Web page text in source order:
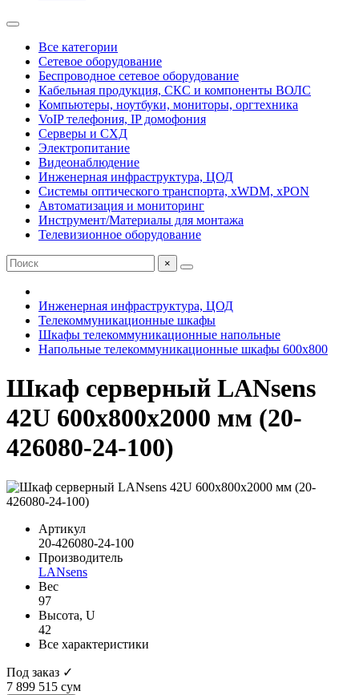
Все категории
Сетевое оборудование
Беспроводное сетевое оборудование
Кабельная продукция, СКС и компоненты ВОЛС
Компьютеры, ноутбуки, мониторы, оргтехника
VoIP телефония, IP домофония
Серверы и СХД
Электропитание
Видеонаблюдение
Инженерная инфраструктура, ЦОД
Системы оптического транспорта, xWDM, xPON
Автоматизация и мониторинг
Инструмент/Материалы для монтажа
Телевизионное оборудование
×
Инженерная инфраструктура, ЦОД
Телекоммуникационные шкафы
Шкафы телекоммуникационные напольные
Напольные телекоммуникационные шкафы 600x800
Шкаф серверный LANsens
42U 600x800x2000 мм (20-
426080-24-100)
Артикул
20-426080-24-100
Производитель
LANsens
Вес
97
Высота, U
42
Все характеристики
Под заказ ✓
7 899 515 сум